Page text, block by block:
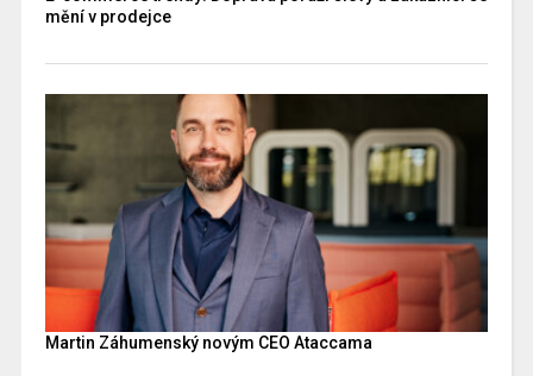
mění v prodejce
Martin Záhumenský novým CEO Ataccama